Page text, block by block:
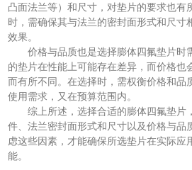
凸面法兰等）和尺寸，对垫片的要求也有
时，需确保其与法兰的密封面形式和尺寸
效果。
价格与品质也是选择膨体四氟垫片时
的垫片在性能上可能存在差异，而价格也
而有所不同。在选择时，需权衡价格和品
使用需求，又在预算范围内。
综上所述，选择合适的膨体四氟垫片
件、法兰密封面形式和尺寸以及价格与品
虑这些因素，才能确保所选垫片在实际应
能。